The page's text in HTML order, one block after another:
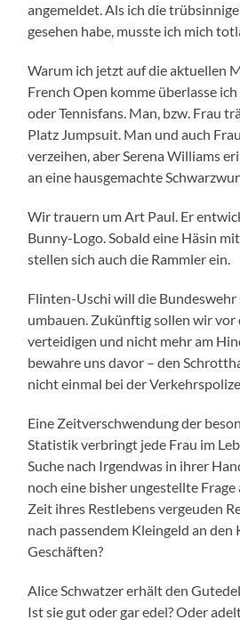
angemeldet. Als ich die
gesehen habe, musste ich mich
Warum ich jetzt auf die aktuellen
French Open komme überlasse
oder Tennisfans. Man, bzw. Frau
Platz Jumpsuit. Man und auch
verzeihen, aber Serena Williams
an eine hausgemachte
Wir trauern um Art Paul. Er
Bunny-Logo. Sobald eine Häsin
stellen sich auch die Rammler ein.
Flinten-Uschi will die Bundeswehr
umbauen. Zukünftig sollen wir vor
verteidigen und nicht mehr am
bewahre uns davor – den
nicht einmal bei der
Eine Zeitverschwendung der
Statistik verbringt jede Frau im
Suche nach Irgendwas in ihrer
noch eine bisher ungestellte
Zeit ihres Restlebens vergeuden
nach passendem Kleingeld an den
Geschäften?
Alice Schwatzer erhält den
Ist sie gut oder gar edel? Oder